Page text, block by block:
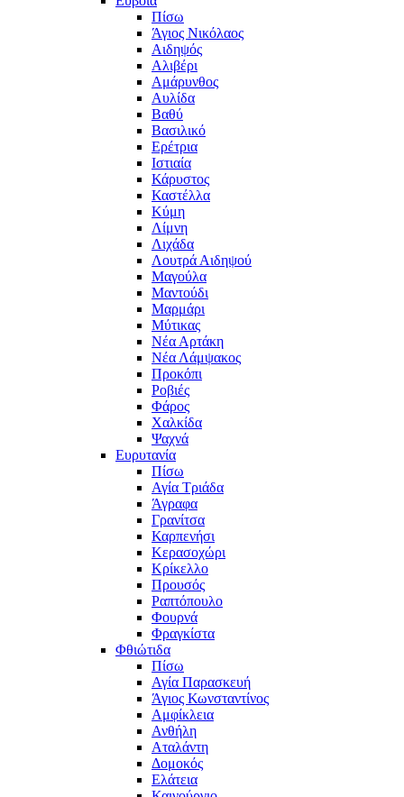
Πίσω
Άγιος Νικόλαος
Αιδηψός
Αλιβέρι
Αμάρυνθος
Αυλίδα
Βαθύ
Βασιλικό
Ερέτρια
Ιστιαία
Κάρυστος
Καστέλλα
Κύμη
Λίμνη
Λιχάδα
Λουτρά Αιδηψού
Μαγούλα
Μαντούδι
Μαρμάρι
Μύτικας
Νέα Αρτάκη
Νέα Λάμψακος
Προκόπι
Ροβιές
Φάρος
Χαλκίδα
Ψαχνά
Ευρυτανία
Πίσω
Αγία Τριάδα
Άγραφα
Γρανίτσα
Καρπενήσι
Κερασοχώρι
Κρίκελλο
Προυσός
Ραπτόπουλο
Φουρνά
Φραγκίστα
Φθιώτιδα
Πίσω
Αγία Παρασκευή
Άγιος Κωνσταντίνος
Αμφίκλεια
Ανθήλη
Αταλάντη
Δομοκός
Ελάτεια